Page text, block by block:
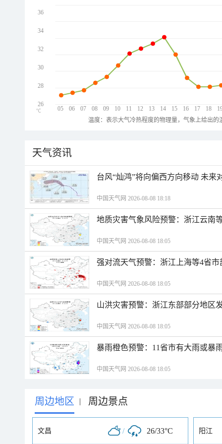
05 06 07 08 09 10 11 12 13 14 15 16 17 18
36
34
32
30
28
26
℃
温度：表示大气冷热程度的物理量，气象上给出
天气资讯
台风“灿鸿”将向偏西方向移动 未来
中国天气网 2026-08-08 18:18
地质灾害气象风险预警：浙江云南
中国天气网 2026-08-08 18:05
强对流天气预警：浙江上海等4省
中国天气网 2026-08-08 18:05
山洪灾害预警：浙江东部部分地区
中国天气网 2026-08-08 18:05
暴雨橙色预警：11省市有大雨或暴
中国天气网 2026-08-08 18:05
周边地区 | 周边景点
文昌 / 26/33°C 阳江